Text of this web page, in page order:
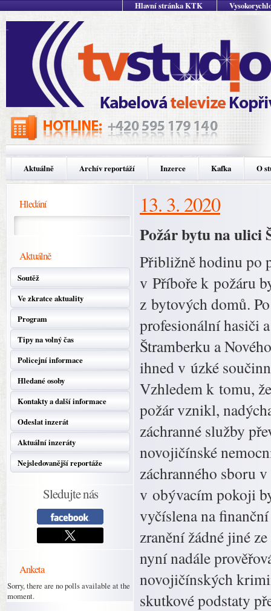
Hlavní stránka KTK
Aktuálně Archív reportáží Inzerce Kafka O
Hledání
Aktuálně
Soutěž
Ve zkratce aktuality
Program
Tipy na volný čas
Policejní informace
Hledané osoby
Kontakty a další informace
Odeslat inzerát
Aktuální inzeráty
Nejsledovanější reportáže
Sledujte nás
Anketa
Sorry, there are no polls available at the
moment.
13. 3. 2020
Požár bytu na ulici
Přibližně hodinu po
v Příboře k požáru
z bytových domů.
profesionální hasiči
Štramberku a
ihned v úzké
Vzhledem k tomu,
požár vznikl,
záchranné služby
novojičínské
záchranného sboru
v obývacím pokoji
vyčíslena na
zranění žádné jiné
nyní nadále
novojičínských
skutkové podstaty